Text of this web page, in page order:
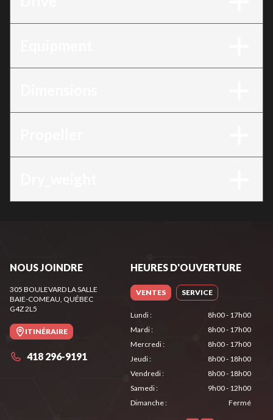
NOUS JOINDRE
305 BOULEVARD LA SALLE
BAIE-COMEAU, QUÉBEC
G4Z 2L5
ITINÉRAIRE
418 296-9191
HEURES D'OUVERTURE
VENTES SERVICE
Lundi:
8h00 - 17h00
Mardi:
8h00 - 17h00
Mercredi:
8h00 - 17h00
Jeudi:
8h00 - 18h00
Vendredi:
8h00 - 18h00
Samedi:
9h00 - 12h00
Dimanche: Fermé